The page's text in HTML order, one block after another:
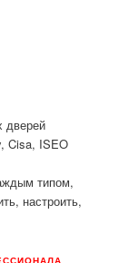
дверей
Cisa, ISEO
типом,
настроить,